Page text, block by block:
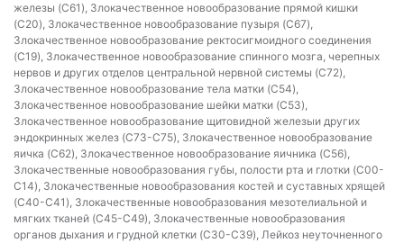
железы (C61), Злокачественное новообразование прямой кишки
(C20), Злокачественное новообразование пузыря (C67),
Злокачественное новообразование ректосигмоидного соединения
(C19), Злокачественное новообразование спинного мозга, черепных
нервов и других отделов центральной нервной системы (C72),
Злокачественное новообразование тела матки (C54),
Злокачественное новообразование шейки матки (C53),
Злокачественное новообразование щитовидной железыи других
эндокринных желез (C73-C75), Злокачественное новообразование
яичка (C62), Злокачественное новообразование яичника (C56),
Злокачественные новообразования губы, полости рта и глотки (C00-
C14), Злокачественные новообразования костей и суставных хрящей
(C40-C41), Злокачественные новообразования мезотелиальной и
мягких тканей (C45-C49), Злокачественные новообразования
органов дыхания и грудной клетки (C30-C39), Лейкоз неуточненного